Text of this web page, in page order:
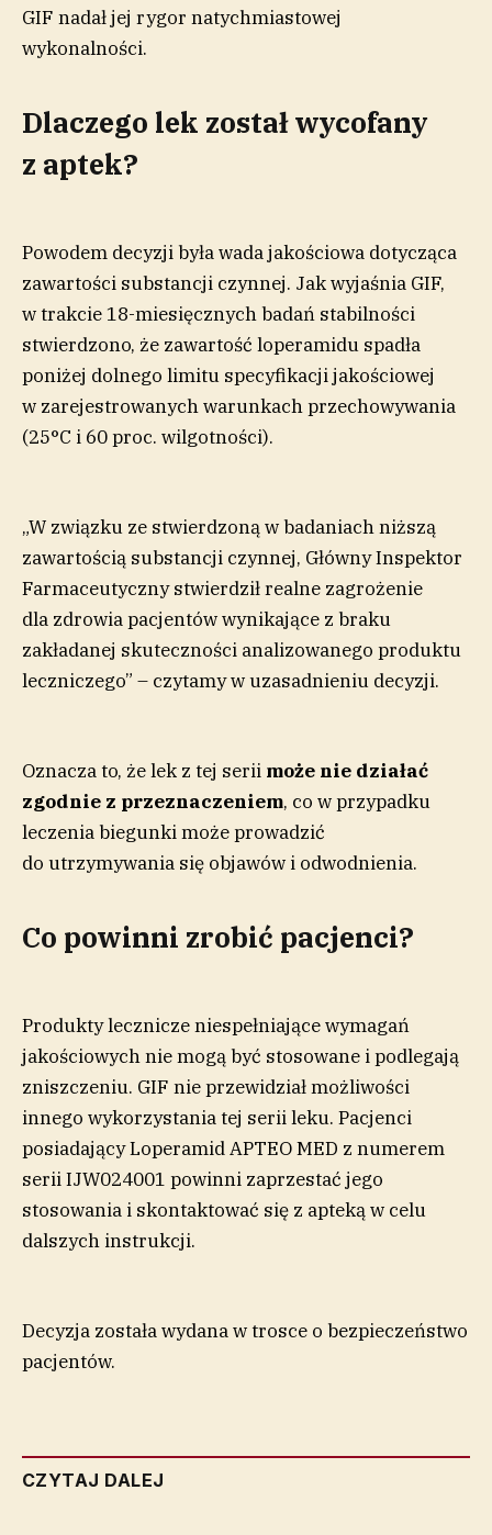
GIF nadał jej rygor natychmiastowej
wykonalności.
Dlaczego lek został wycofany
z aptek?
Powodem decyzji była wada jakościowa dotycząca
zawartości substancji czynnej. Jak wyjaśnia GIF,
w trakcie 18-miesięcznych badań stabilności
stwierdzono, że zawartość loperamidu spadła
poniżej dolnego limitu specyfikacji jakościowej
w zarejestrowanych warunkach przechowywania
(25°C i 60 proc. wilgotności).
„W związku ze stwierdzoną w badaniach niższą
zawartością substancji czynnej, Główny Inspektor
Farmaceutyczny stwierdził realne zagrożenie
dla zdrowia pacjentów wynikające z braku
zakładanej skuteczności analizowanego produktu
leczniczego” – czytamy w uzasadnieniu decyzji.
Oznacza to, że lek z tej serii może nie działać
zgodnie z przeznaczeniem, co w przypadku
leczenia biegunki może prowadzić
do utrzymywania się objawów i odwodnienia.
Co powinni zrobić pacjenci?
Produkty lecznicze niespełniające wymagań
jakościowych nie mogą być stosowane i podlegają
zniszczeniu. GIF nie przewidział możliwości
innego wykorzystania tej serii leku. Pacjenci
posiadający Loperamid APTEO MED z numerem
serii IJW024001 powinni zaprzestać jego
stosowania i skontaktować się z apteką w celu
dalszych instrukcji.
Decyzja została wydana w trosce o bezpieczeństwo
pacjentów.
CZYTAJ DALEJ